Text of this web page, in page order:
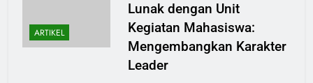
ARTIKEL
Lunak dengan Unit
Kegiatan Mahasiswa:
Mengembangkan Karakter
Leader